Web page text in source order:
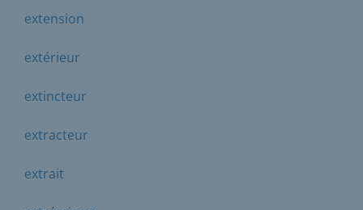
extension
extérieur
extincteur
extracteur
extrait